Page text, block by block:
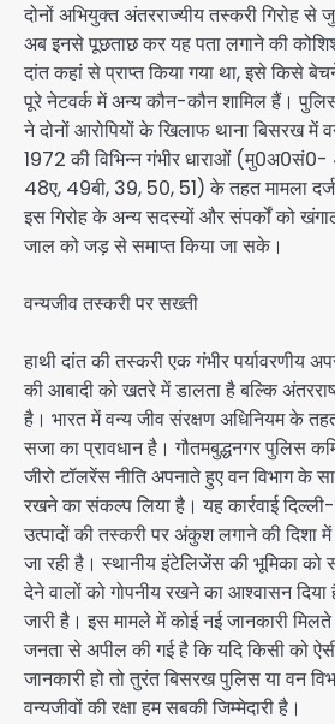
दोनों अभियुक्त अंतरराज्यीय तस्करी गिरोह
अब इनसे पूछताछ कर यह पता लगाने की
दांत कहां से प्राप्त किया गया था, इसे किसे
पूरे नेटवर्क में अन्य कौन-कौन शामिल हैं।
ने दोनों आरोपियों के खिलाफ थाना बिसरख में
1972 की विभिन्न गंभीर धाराओं
48ए, 49बी, 39, 50, 51) के तहत मामला
इस गिरोह के अन्य सदस्यों और संपर्कों को
जाल को जड़ से समाप्त किया जा सके।
वन्यजीव तस्करी पर सख्ती
हाथी दांत की तस्करी एक गंभीर पर्यावरणीय
की आबादी को खतरे में डालता है बल्कि
है। भारत में वन्य जीव संरक्षण अधिनियम के
सजा का प्रावधान है। गौतमबुद्धनगर पुलिस
जीरो टॉलरेंस नीति अपनाते हुए वन विभाग के
रखने का संकल्प लिया है। यह कार्रवाई
उत्पादों की तस्करी पर अंकुश लगाने की दिशा
जा रही है। स्थानीय इंटेलिजेंस की भूमिका को
देने वालों को गोपनीय रखने का आश्वासन
जारी है। इस मामले में कोई नई जानकारी
जनता से अपील की गई है कि यदि किसी को
जानकारी हो तो तुरंत बिसरख पुलिस या वन
वन्यजीवों की रक्षा हम सबकी जिम्मेदारी है।